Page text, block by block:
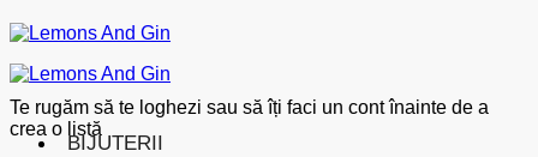
BIJUTERII
Te rugăm să te loghezi sau să îți faci un cont înainte de a
crea o listă